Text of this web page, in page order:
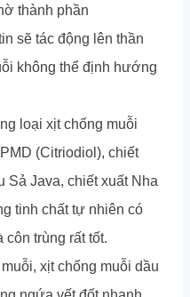
thành phần
sẽ tác động lên thần
không thể định hướng
loại xịt chống muỗi
(Citriodiol), chiết
Sả Java, chiết xuất Nha
tinh chất tự nhiên có
côn trùng rất tốt.
xịt chống muỗi dầu